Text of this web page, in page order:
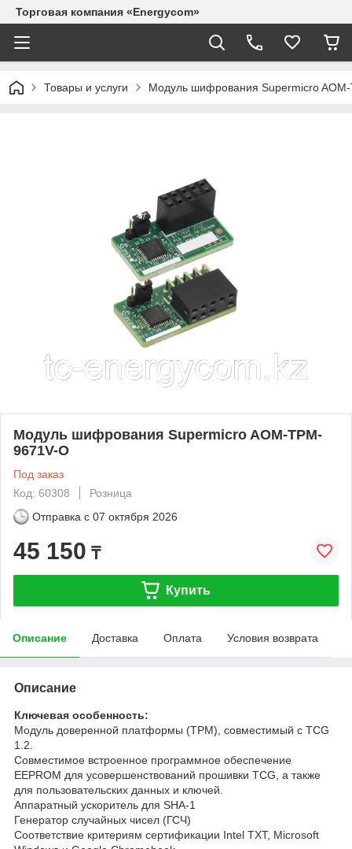
Торговая компания «Energycom»
Товары и услуги Модуль шифрования Supermicro AOM-
Модуль шифрования Supermicro AOM-TPM-
9671V-O
Под заказ
Код: 60308
Розница
Отправка с 07 октября 2026
45 150 ₸
Купить
Описание Доставка Оплата Условия возврата
Описание
Ключевая особенность:
Модуль доверенной платформы (TPM), совместимый с TCG
1.2.
Совместимое встроенное программное обеспечение
EEPROM для усовершенствований прошивки TCG, а также
для пользовательских данных и ключей.
Аппаратный ускоритель для SHA-1
Генератор случайных чисел (ГСЧ)
Соответствие критериям сертификации Intel TXT, Microsoft